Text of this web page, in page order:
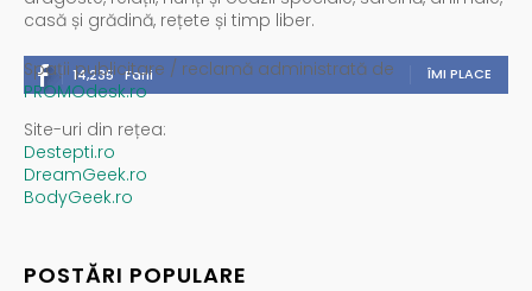
casă și grădină, rețete și timp liber.
14,235 Fani ÎMI PLACE
Spații publicitare / reclamă administrată de
PROMOdesk.ro
Site-uri din rețea:
Destepti.ro
DreamGeek.ro
BodyGeek.ro
POSTĂRI POPULARE